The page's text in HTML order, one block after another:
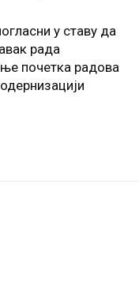
у ставу да
рада
почетка радова